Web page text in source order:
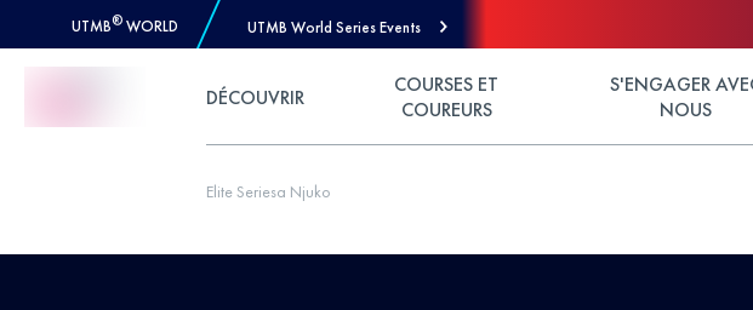
UTMB® WORLD UTMB World Series Events
DÉCOUVRIR
COURSES ET
COUREURS
S'ENGAGER
NOUS
Elite Seriesa Njuko